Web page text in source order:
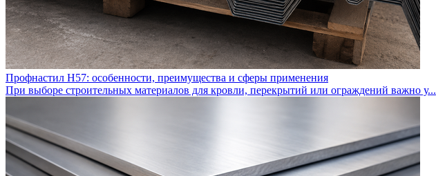
Профнастил Н57: особенности, преимущества и сферы применения
При выборе строительных материалов для кровли, перекрытий или ограждений важно у...